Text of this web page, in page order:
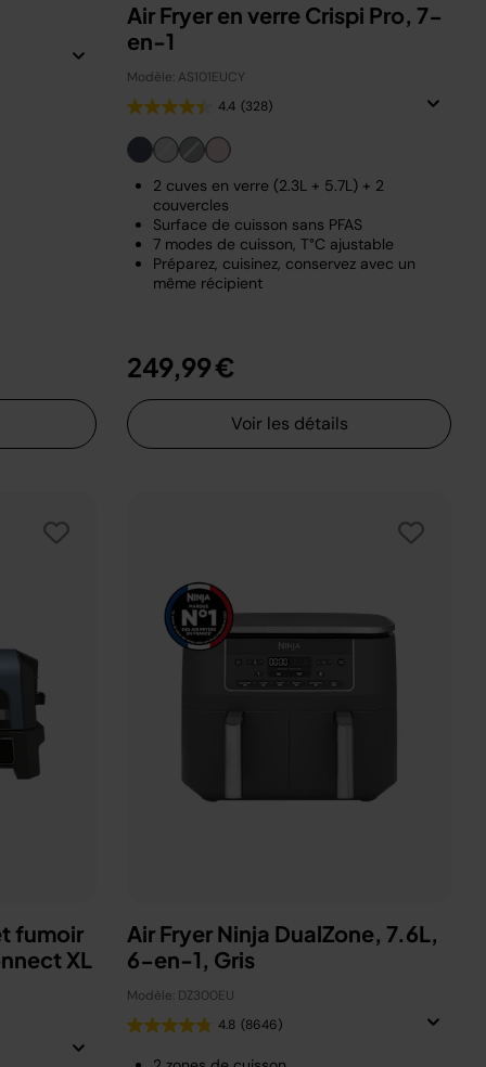
Air Fryer en verre Crispi Pro, 7-
en-1
Modèle: AS101EUCY
4.4 (328)
2 cuves en verre (2.3L + 5.7L) + 2
couvercles
Surface de cuisson sans PFAS
7 modes de cuisson, T°C ajustable
Préparez, cuisinez, conservez avec un
même récipient
249,99 €
Voir les détails
fumoir
XL
Air Fryer Ninja DualZone, 7.6L,
6-en-1, Gris
Modèle: DZ300EU
4.8 (8646)